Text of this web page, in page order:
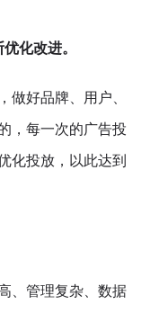
化改进。
做好品牌、用户、
，每一次的广告投
化投放，以此达到
、管理复杂、数据